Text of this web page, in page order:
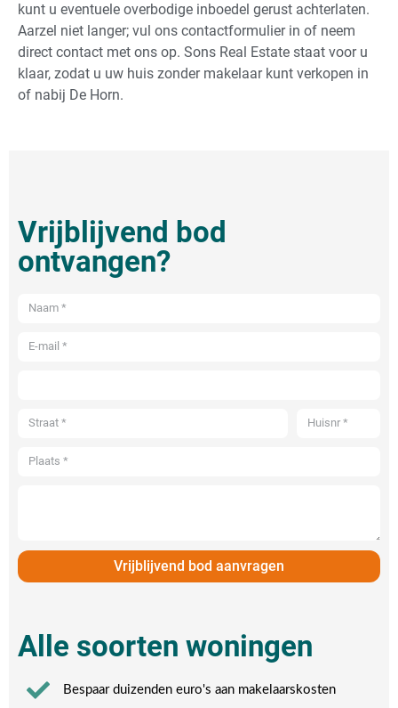
kunt u eventuele overbodige inboedel gerust achterlaten.
Aarzel niet langer; vul ons contactformulier in of neem
direct contact met ons op. Sons Real Estate staat voor u
klaar, zodat u uw huis zonder makelaar kunt verkopen in
of nabij De Horn.
Vrijblijvend bod
ontvangen?
Vrijblijvend bod aanvragen
Alle soorten woningen
Bespaar duizenden euro's aan makelaarskosten